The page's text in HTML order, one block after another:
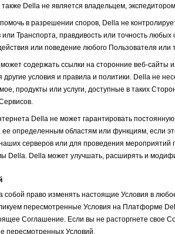
Della не является владельцем,
в разрешении споров, Della не
или Транспорта, правдивость или точность
или поведение любого Пользователя или
содержать ссылки на сторонние веб-сайты
другие условия и правила и политики. Della не
продукты или услуги, доступные в таких
Della не может гарантировать
определенным областям или функциям, если
серверов или для проведения
Della. Della может улучшать, расширять и
собой право изменять настоящие Условия в
пересмотренные Условия на Платформе
Соглашение. Если вы не расторгнете
пересмотренных Условий.